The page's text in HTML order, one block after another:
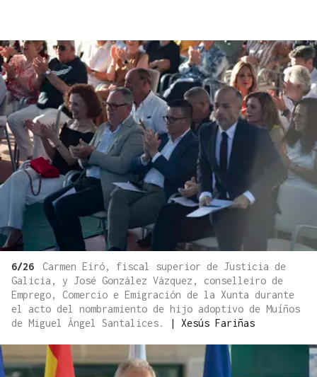
6/26
Carmen Eiró, fiscal superior de Justicia de
Galicia, y José González Vázquez, conselleiro de
Emprego, Comercio e Emigración de la Xunta durante
el acto del nombramiento de hijo adoptivo de Muíños
de Miguel Ángel Santalices.
| Xesús Fariñas